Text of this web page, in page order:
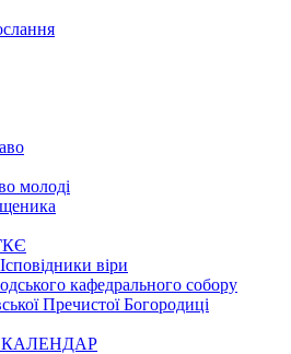
молоді
віри
кафедрального собору
Пречистої Богородиці